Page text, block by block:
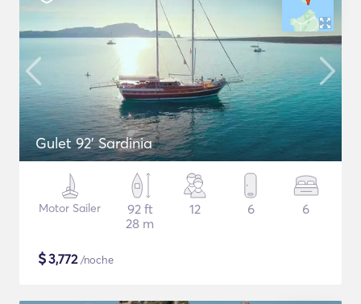
Gulet 92' Sardinia
Motor Sailer
92 ft
28 m
12 6 6
$3,772/noche